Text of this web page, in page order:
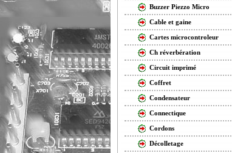
Buzzer Piezzo Micro
Cable et gaine
Cartes microcontroleur
Ch réverbération
Circuit imprimé
Coffret
Condensateur
Connectique
Cordons
Décolletage